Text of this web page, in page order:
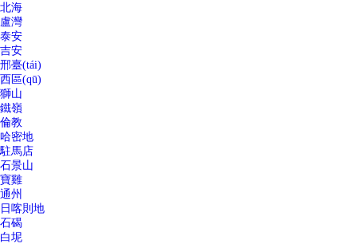
北海
盧灣
泰安
吉安
邢臺(tái)
西區(qū)
獅山
鐵嶺
倫教
哈密地
駐馬店
石景山
寶雞
通州
日喀則地
石碣
白坭